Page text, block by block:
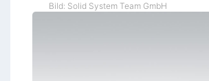
Bild: Solid System Team GmbH